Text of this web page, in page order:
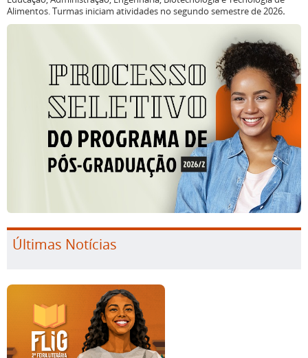
Alimentos. Turmas iniciam atividades no segundo semestre de 2026.
Últimas Notícias